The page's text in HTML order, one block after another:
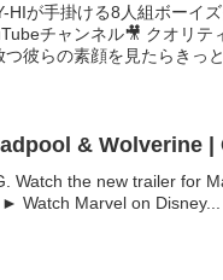
HIが手掛ける8人組ボーイ
チャンネル🎥 クオリテ
つ彼らの素顔を見たらきっ
& Wolverine
Watch the new trailer for
Watch Marvel on Disney...